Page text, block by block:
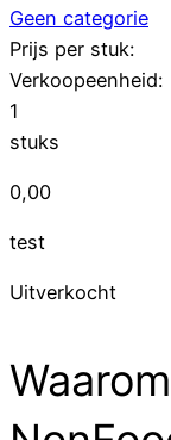
Geen categorie
Prijs per stuk:
Verkoopeenheid:
1
stuks
0,00
test
Uitverkocht